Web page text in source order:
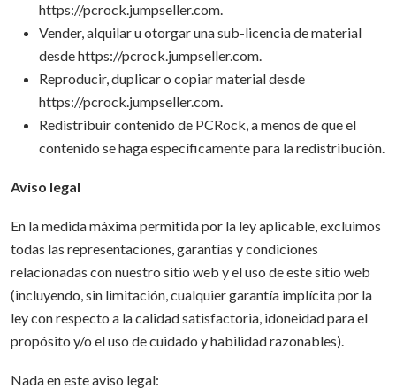
https://pcrock.jumpseller.com.
Vender, alquilar u otorgar una sub-licencia de material
desde https://pcrock.jumpseller.com.
Reproducir, duplicar o copiar material desde
https://pcrock.jumpseller.com.
Redistribuir contenido de PCRock, a menos de que el
contenido se haga específicamente para la redistribución.
Aviso legal
En la medida máxima permitida por la ley aplicable, excluimos
todas las representaciones, garantías y condiciones
relacionadas con nuestro sitio web y el uso de este sitio web
(incluyendo, sin limitación, cualquier garantía implícita por la
ley con respecto a la calidad satisfactoria, idoneidad para el
propósito y/o el uso de cuidado y habilidad razonables).
Nada en este aviso legal: